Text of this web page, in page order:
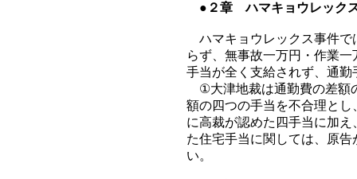
●２章 ハマキョウレック
ハマキョウレックス事件で
らず、無事故一万円・作業
手当が全く支給されず、通
①大津地裁は通勤費の差額
額の四つの手当を不合理と
に高裁が認めた四手当に加
た住宅手当に関しては、原
い。